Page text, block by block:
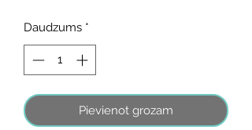
Daudzums *
Pievienot grozam